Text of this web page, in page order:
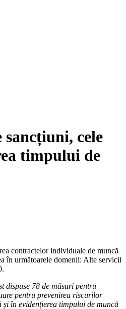
cele
timpului de
contractelor individuale de muncă
în următoarele domenii: Alte servicii
dispuse 78 de măsuri pentru
pentru prevenirea riscurilor
în evidențierea timpului de muncă